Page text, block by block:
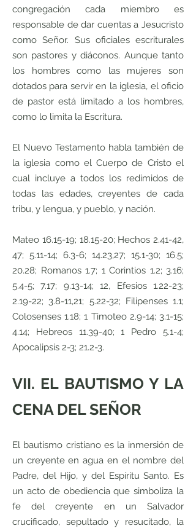
congregación cada miembro es
responsable de dar cuentas a Jesucristo
como Señor. Sus oficiales escriturales
son pastores y diáconos. Aunque tanto
los hombres como las mujeres son
dotados para servir en la iglesia, el oficio
de pastor está limitado a los hombres,
como lo limita la Escritura.
El Nuevo Testamento habla también de
la iglesia como el Cuerpo de Cristo el
cual incluye a todos los redimidos de
todas las edades, creyentes de cada
tribu, y lengua, y pueblo, y nación.
Mateo 16.15-19; 18.15-20; Hechos 2.41-42,
47; 5.11-14; 6.3-6; 14.23,27; 15.1-30; 16.5;
20.28; Romanos 1.7; 1 Corintios 1.2; 3.16;
5.4-5; 7.17; 9.13-14; 12, Efesios 1.22-23;
2.19-22; 3.8-11,21; 5.22-32; Filipenses 1.1;
Colosenses 1.18; 1 Timoteo 2.9-14; 3.1-15;
4.14; Hebreos 11.39-40; 1 Pedro 5.1-4;
Apocalipsis 2-3; 21.2-3.
VII. EL BAUTISMO Y LA
CENA DEL SEÑOR
El bautismo cristiano es la inmersión de
un creyente en agua en el nombre del
Padre, del Hijo, y del Espíritu Santo. Es
un acto de obediencia que simboliza la
fe del creyente en un Salvador
crucificado, sepultado y resucitado, la